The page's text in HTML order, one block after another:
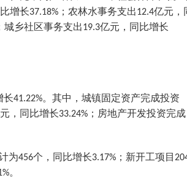
增长37.18% ；农林水事务支出12.4亿元，
城乡社区事务支出19.3亿元，同比增长
长41.22%。其中，城镇固定资产完成投资
，同比增长33.24% ；房地产开发投资完成
为456个，同比增长3.17% ；新开工项目
。